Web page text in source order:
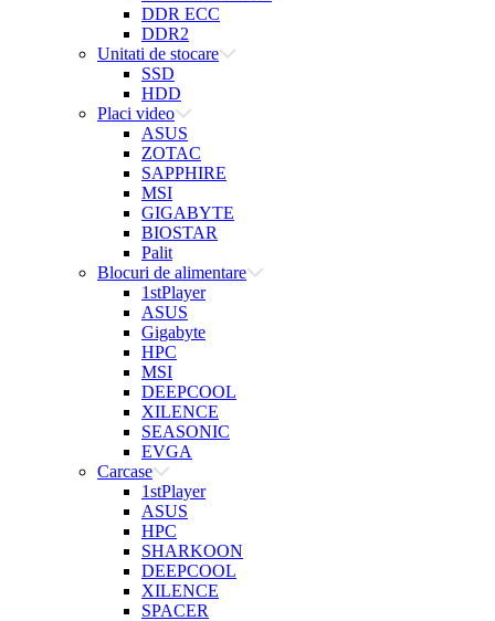
DDR ECC
DDR2
Unitati de stocare
SSD
HDD
Placi video
ASUS
ZOTAC
SAPPHIRE
MSI
GIGABYTE
BIOSTAR
Palit
Blocuri de alimentare
1stPlayer
ASUS
Gigabyte
HPC
MSI
DEEPCOOL
XILENCE
SEASONIC
EVGA
Carcase
1stPlayer
ASUS
HPC
SHARKOON
DEEPCOOL
XILENCE
SPACER